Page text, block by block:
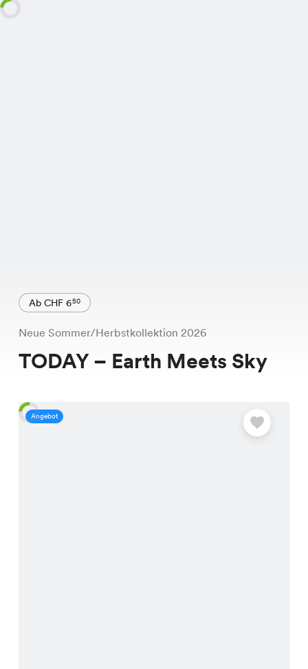
Ab CHF 650
Neue Sommer/Herbstkollektion 2026
TODAY – Earth Meets Sky
Angebot